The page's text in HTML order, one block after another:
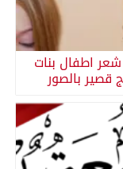
اطفال بنات
قصير بالصور